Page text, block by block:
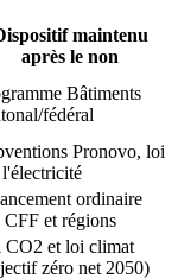
maintenu
après le non
Bâtiments
fédéral
Pronovo, loi
ordinaire
CFF et régions
CO2 et loi climat
zéro net 2050)